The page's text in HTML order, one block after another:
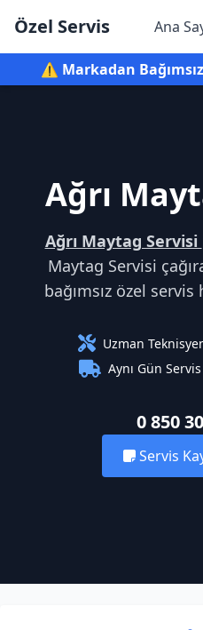
Özel Servis Ana
⚠️ Markadan
Ağrı
Ağrı Maytag Servisi
Maytag Servisi
bağımsız özel
Uzman
Aynı Gün Servis
0 850
Servis